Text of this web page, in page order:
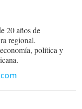
20 años de
regional.
política y